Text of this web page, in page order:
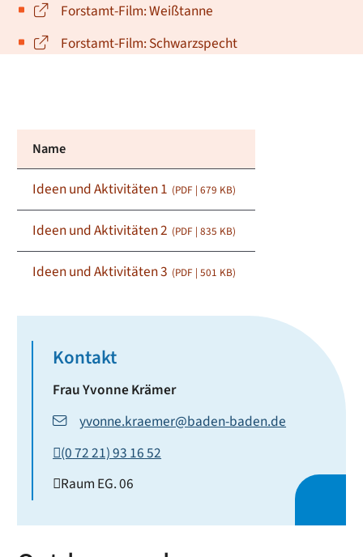
Forstamt-Film: Weißtanne
Forstamt-Film: Schwarzspecht
Name
Ideen und Aktivitäten 1 (PDF | 679 KB)
Ideen und Aktivitäten 2 (PDF | 835 KB)
Ideen und Aktivitäten 3 (PDF | 501 KB)
Kontakt
FrauYvonneKrämer
yvonne.kraemer@baden-baden.de
(07221) 93 1652
Raum EG. 06